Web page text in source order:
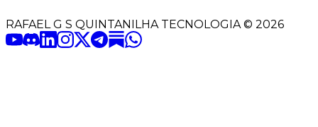
RAFAEL G S QUINTANILHA TECNOLOGIA© 2026